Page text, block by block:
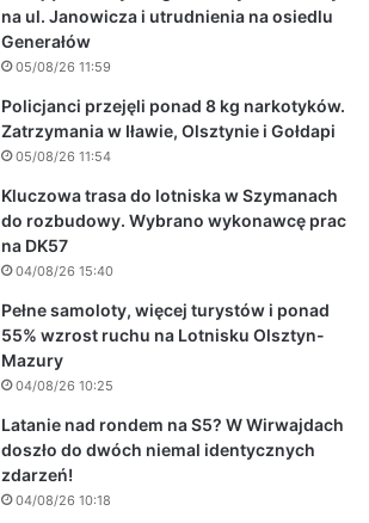
na ul. Janowicza i utrudnienia na osiedlu
Generałów
05/08/26 11:59
Policjanci przejęli ponad 8 kg narkotyków.
Zatrzymania w Iławie, Olsztynie i Gołdapi
05/08/26 11:54
Kluczowa trasa do lotniska w Szymanach
do rozbudowy. Wybrano wykonawcę prac
na DK57
04/08/26 15:40
Pełne samoloty, więcej turystów i ponad
55% wzrost ruchu na Lotnisku Olsztyn-
Mazury
04/08/26 10:25
Latanie nad rondem na S5? W Wirwajdach
doszło do dwóch niemal identycznych
zdarzeń!
04/08/26 10:18